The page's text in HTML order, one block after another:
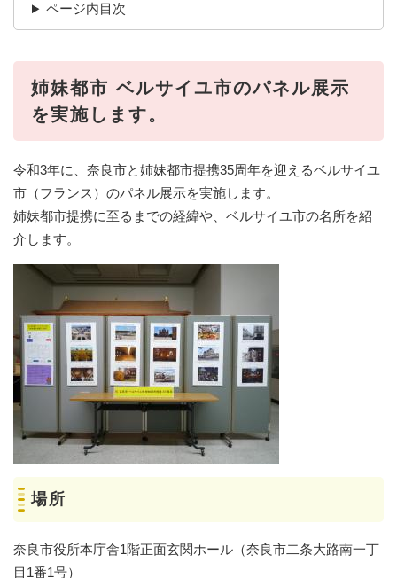
ページ内目次
姉妹都市 ベルサイユ市のパネル展示
を実施します。
令和3年に、奈良市と姉妹都市提携35周年を迎えるベルサイユ
市（フランス）のパネル展示を実施します。
姉妹都市提携に至るまでの経緯や、ベルサイユ市の名所を紹
介します。
場所
奈良市役所本庁舎1階正面玄関ホール（奈良市二条大路南一丁
目1番1号）